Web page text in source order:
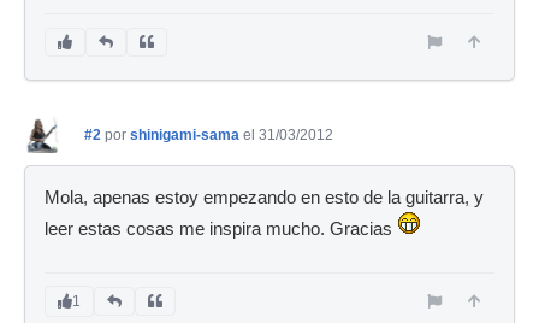
#2 por shinigami-sama el 31/03/2012
Mola, apenas estoy empezando en esto de la guitarra, y
leer estas cosas me inspira mucho. Gracias
1